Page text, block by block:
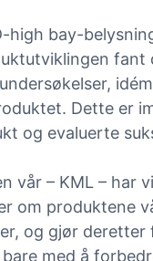
high bay-
fant
Dette er
og evaluerte
vår – KML – har
om produktene
og gjør
med å